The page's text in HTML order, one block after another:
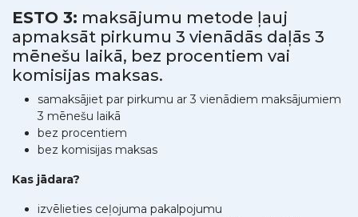
ESTO 3: maksājumu metode ļauj
apmaksāt pirkumu 3 vienādās daļās 3
mēnešu laikā, bez procentiem vai
komisijas maksas.
samaksājiet par pirkumu ar 3 vienādiem maksājumiem
3 mēnešu laikā
bez procentiem
bez komisijas maksas
Kas jādara?
izvēlieties ceļojuma pakalpojumu